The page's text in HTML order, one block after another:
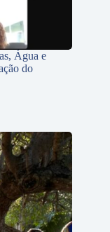
Água e
do